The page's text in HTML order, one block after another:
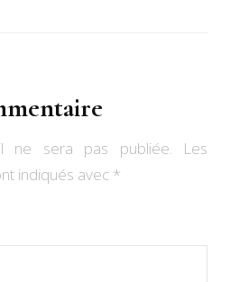
ne sera pas publiée.
Les
indiqués avec *